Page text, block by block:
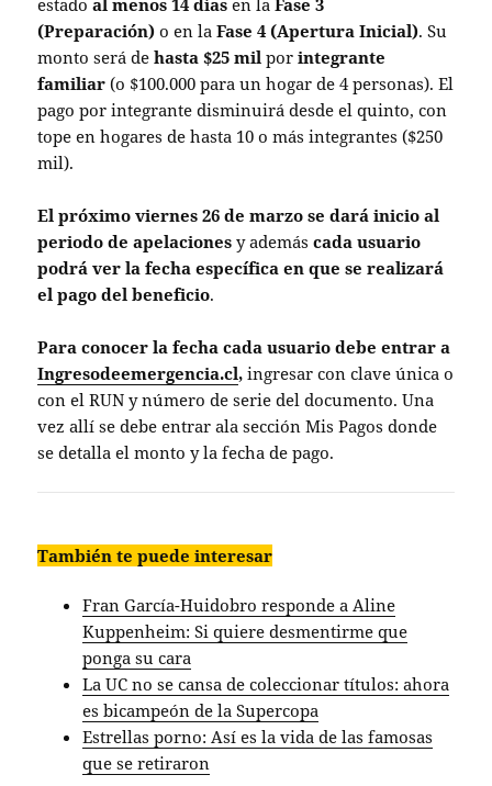
estadoal menos 14 díasen laFase 3
(Preparación)o en laFase 4 (Apertura Inicial). Su
monto será dehasta $25 milporintegrante
familiar(o $100.000 para un hogar de 4 personas). El
pago por integrante disminuirá desde el quinto, con
tope en hogares de hasta 10 o más integrantes ($250
mil).
El próximo viernes 26 de marzo se dará inicio al
periodo de apelaciones y además cada usuario
podrá ver la fecha específica en que se realizará
el pago del beneficio.
Para conocer la fecha cada usuario debe entrar a
Ingresodeemergencia.cl, ingresar con clave única o
con el RUN y número de serie del documento. Una
vez allí se debe entrar ala sección Mis Pagos donde
se detalla el monto y la fecha de pago.
También te puede interesar
Fran García-Huidobro responde a Aline
Kuppenheim: Si quiere desmentirme que
ponga su cara
La UC no se cansa de coleccionar títulos: ahora
es bicampeón de la Supercopa
Estrellas porno: Así es la vida de las famosas
que se retiraron